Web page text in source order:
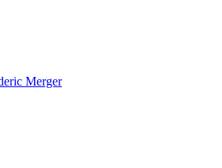
Merger